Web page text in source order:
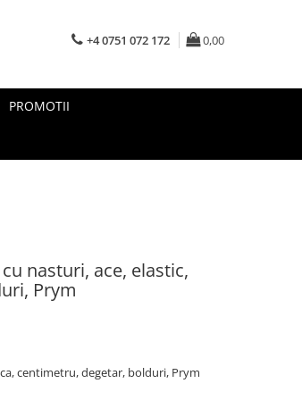
+4 0751 072 172 0,00
PROMOTII
nasturi, ace, elastic,
Prym
centimetru, degetar, bolduri, Prym